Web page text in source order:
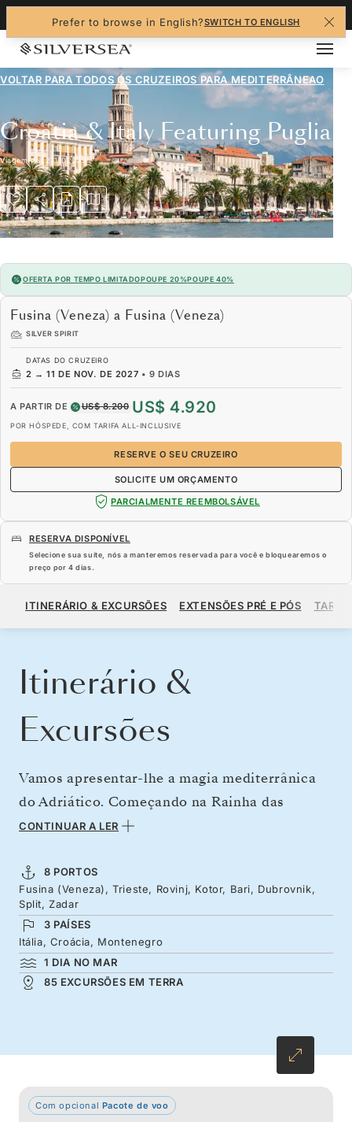
Prefer to browse in English?SWITCH TO ENGLISH
VOLTAR PARA TODOS OS CRUZEIROS PARAMEDITERRÂNEAO
Croatia & Italy Featuring Puglia
Viagem#SL271102009
OFERTA POR TEMPO LIMITADOPOUPE 20%POUPE 40%
Fusina (Veneza) a Fusina (Veneza)
SILVER SPIRIT
DATAS DO CRUZEIRO
2 → 11 DE NOV. DE 2027 •9 DIAS
A PARTIR DE US$ 8.200 US$ 4.920
POR HÓSPEDE, COM TARIFA ALL-INCLUSIVE
RESERVE O SEU CRUZEIRO
SOLICITE UM ORÇAMENTO
PARCIALMENTE REEMBOLSÁVEL
RESERVA DISPONÍVEL
Selecione sua suíte, nós a manteremos reservada para você e bloquearemos o
preço por 4 dias.
A PARTIR DE US$ 4.920
ITINERÁRIO & EXCURSÕES EXTENSÕES PRÉ E PÓS
Itinerário &
Excursões
Vamos apresentar-lhe a magia mediterrânica
do Adriático. Começando na Rainha das
Lagoas, Veneza, seguimos em direção à
onde a grandiosidade austro-húngara se alinha
com a zona costeira. A Croácia, Montenegro e
Itália decoram as zonas costeiras em tons de
azul com uma diversidade de fortalezas
históricas, palácios romanos incomparáveis e
antigas cidades repletas de sol com uma
excentricidade artística e o peixe acabado de
pescar levam-no de volta a Veneza.
CONTINUAR A LER
8 PORTOS
Fusina (Veneza), Trieste, Rovinj, Kotor, Bari, Dubrovnik,
Split, Zadar
3 PAÍSES
Itália, Croácia, Montenegro
1 DIA NO MAR
85 EXCURSÕES EM TERRA
Com opcional Pacote de voo